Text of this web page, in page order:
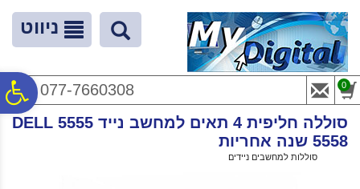
נגישות
המרכזי
ניווט
077-7660308 0
סוללה חליפית 4 תאים למחשב נייד DELL 5555
5558 שנה אחריות
סוללות למחשבים ניידים